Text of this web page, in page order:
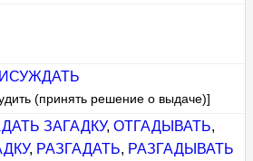
(принять решение о выдаче)]
ЗАГАДКУ, ОТГАДЫВАТЬ,
, РАЗГАДАТЬ, РАЗГАДЫВАТЬ